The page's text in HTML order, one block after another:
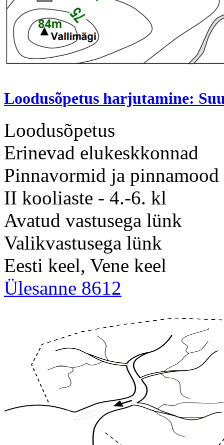
Loodusõpetus harjutamine:
Loodusõpetus
Erinevad elukeskkonnad
Pinnavormid ja pinnamood
II kooliaste - 4.-6. kl
Avatud vastusega lünk
Valikvastusega lünk
Eesti keel, Vene keel
Ülesanne 8612